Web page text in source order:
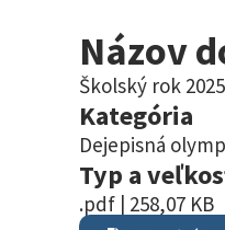
Názov
Školský rok
Kategória
Dejepisná
Typ a
.pdf | 258,07 KB